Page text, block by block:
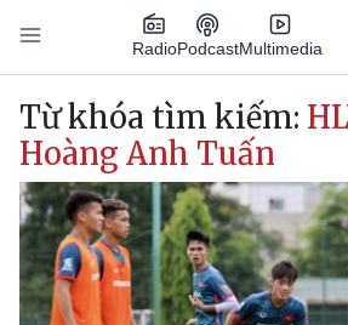
Nhảy đến nội dung
RadioPodcastMultimedia
Main navigation
Từ khóa tìm kiếm:
Hoàng Anh Tuấn